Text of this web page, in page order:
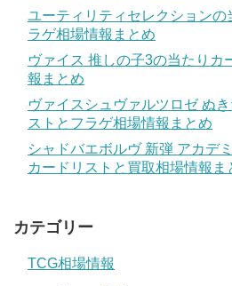
ユーティリティセレクションの
ラゲ相場情報まとめ
ヴァイス 推しの子3の当たりカ
報まとめ
ヴァイスシュヴァルツロゼ ぬ
ストとフラゲ相場情報まとめ
シャドバエボルヴ 新弾 アカデ
カードリストと買取相場情報ま
カテゴリー
TCG相場情報